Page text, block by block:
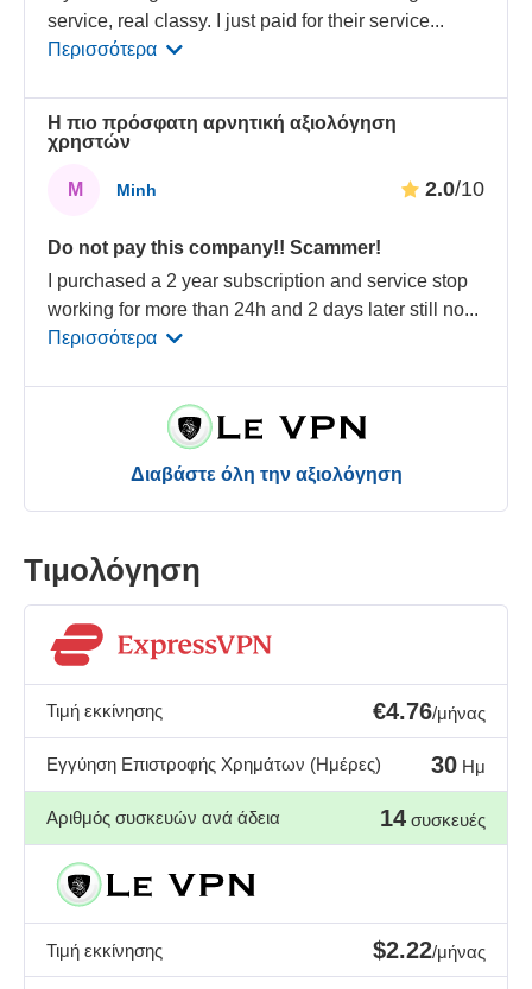
service, real classy. I just paid for their service...
Περισσότερα
Η πιο πρόσφατη αρνητική αξιολόγηση
χρηστών
M Minh 2.0/10
Do not pay this company!! Scammer!
I purchased a 2 year subscription and service stop
working for more than 24h and 2 days later still no...
Περισσότερα
Διαβάστε όλη την αξιολόγηση
Τιμολόγηση
Τιμή εκκίνησης €4.76/μήνας
Εγγύηση Επιστροφής Χρημάτων (Ημέρες) 30 Ημ
Αριθμός συσκευών ανά άδεια 14 συσκευές
Τιμή εκκίνησης $2.22/μήνας